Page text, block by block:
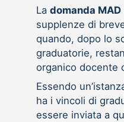
La domanda MAD
supplenze di
quando, dopo lo
graduatorie,
organico docente
Essendo
ha i vincoli di
essere inviata a